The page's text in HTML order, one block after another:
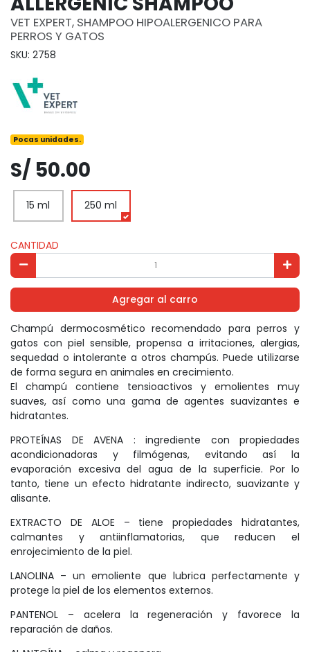
VET EXPERT, SHAMPOO HIPOALERGENICO PARA
PERROS Y GATOS
SKU: 2758
Pocas unidades.
S/ 50.00
15 ml 250 ml
CANTIDAD
Agregar al carro
Champú dermocosmético recomendado para perros y
gatos con piel sensible, propensa a irritaciones, alergias,
sequedad o intolerante a otros champús. Puede utilizarse
de forma segura en animales en crecimiento.
El champú contiene tensioactivos y emolientes muy
suaves, así como una gama de agentes suavizantes e
hidratantes.
PROTEÍNAS DE AVENA : ingrediente con propiedades
acondicionadoras y filmógenas, evitando así la
evaporación excesiva del agua de la superficie. Por lo
tanto, tiene un efecto hidratante indirecto, suavizante y
alisante.
EXTRACTO DE ALOE – tiene propiedades hidratantes,
calmantes y antiinflamatorias, que reducen el
enrojecimiento de la piel.
LANOLINA – un emoliente que lubrica perfectamente y
protege la piel de los elementos externos.
PANTENOL – acelera la regeneración y favorece la
reparación de daños.